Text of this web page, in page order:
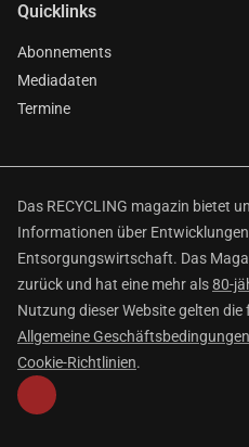
Quicklinks
Abonnements
Mediadaten
Termine
Das RECYCLING magazin bietet
Informationen über
Entsorgungswirtschaft. Das
zurück und hat eine mehr als80-
Nutzung dieser Website gelten
Allgemeine Geschäftsbedingungen
Cookie-Richtlinien.